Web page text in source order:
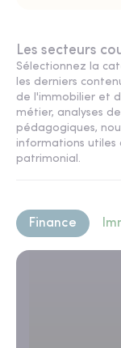
Les secteurs
Sélectionnez la
les derniers
de l'immobilier et
métier, analyses
pédagogiques,
informations utiles
patrimonial.
Finance